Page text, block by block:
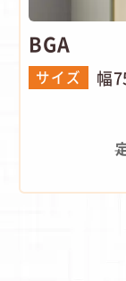
BGA
サイズ 幅